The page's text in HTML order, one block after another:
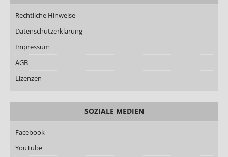
Rechtliche Hinweise
Datenschutzerklärung
Impressum
AGB
Lizenzen
SOZIALE MEDIEN
Facebook
YouTube